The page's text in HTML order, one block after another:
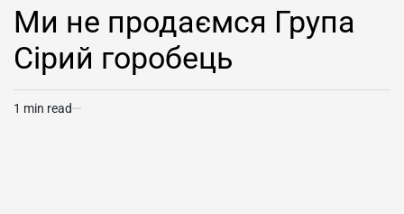
Ми не продаємся Група
Сірий горобець
Estimated
1 min read